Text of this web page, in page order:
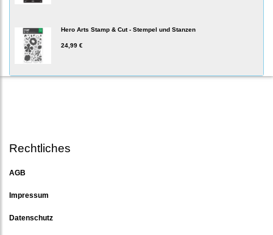
Hero Arts Stamp & Cut - Stempel und Stanzen
24,99 €
Rechtliches
AGB
Impressum
Datenschutz